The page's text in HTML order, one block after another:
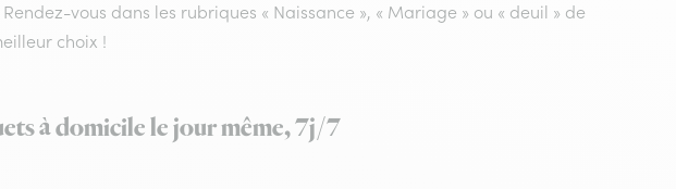
vous dans les rubriques « Naissance », « Mariage » ou « deuil » de
choix !
à domicile le jour même, 7j/7